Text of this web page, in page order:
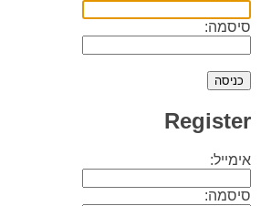
סיסמה:
Register
אימייל:
סיסמה: